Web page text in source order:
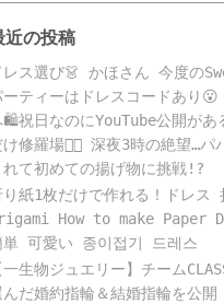
近の投稿
レス選び👗 かほさん 今度の
ーティーはドレスコードあり
🛍️祝日なのにYouTube公開があ
け修羅場😵‍💫 深夜3時の絶望…パ
れて初めての揚げ物に挑戦!?
り紙1枚だけで作れる！ドレス
How to make Paper
単 可愛い 종이접기 드레스
一生物ジュエリー】チーム
んだ婚約指輪＆結婚指輪を公開